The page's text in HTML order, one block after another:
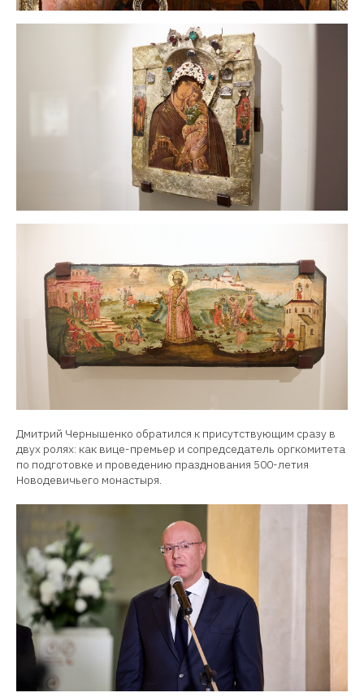
Дмитрий Чернышенко обратился к присутствующим сразу в
двух ролях: как вице-премьер и сопредседатель оргкомитета
по подготовке и проведению празднования 500-летия
Новодевичьего монастыря.